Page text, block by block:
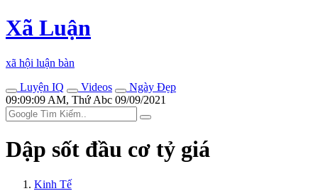
Xã Luận
xã hội luận bàn
Luyện IQ
Videos
Ngày Đẹp
09:09:09 AM, Thứ Abc 09/09/2021
Dập sốt đầu cơ tỷ giá
Kinh Tế